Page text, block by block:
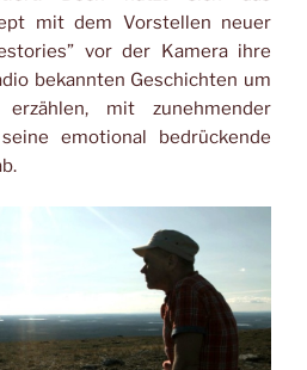
mit dem Vorstellen neuer
vor der Kamera ihre
bekannten Geschichten um
mit zunehmender
emotional bedrückende